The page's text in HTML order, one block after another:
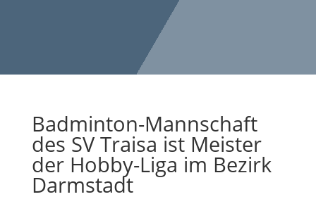
Badminton-Mannschaft
des SV Traisa ist Meister
der Hobby-Liga im Bezirk
Darmstadt